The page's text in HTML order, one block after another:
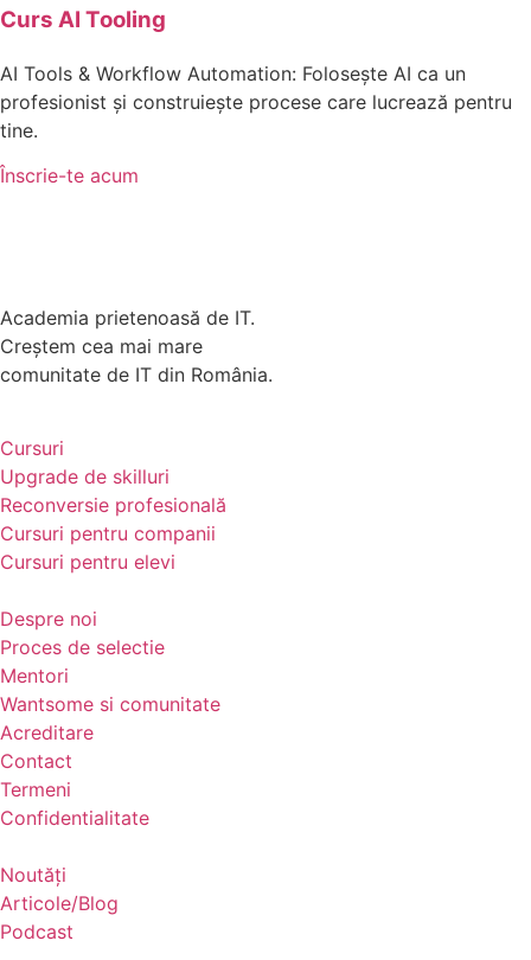
Curs AI Tooling
AI Tools & Workflow Automation: Folosește AI ca un
profesionist și construiește procese care lucrează pentru
tine.
Înscrie-te acum
Academia prietenoasă de IT.
Creștem cea mai mare
comunitate de IT din România.
Cursuri
Upgrade de skilluri
Reconversie profesională
Cursuri pentru companii
Cursuri pentru elevi
Despre noi
Proces de selectie
Mentori
Wantsome si comunitate
Acreditare
Contact
Termeni
Confidentialitate
Noutăți
Articole/Blog
Podcast